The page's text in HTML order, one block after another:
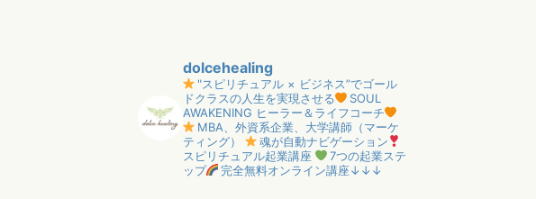
dolcehealing
"スピリチュアル × ビジネス”でゴール
ドクラスの人生を実現させる
SOUL
AWAKENING ヒーラー＆ライフコーチ
MBA、外資系企業、大学講師（マーケ
ティング）
魂が自動ナビゲーション
スピリチュアル起業講座
7つの起業ステ
ップ
完全無料オンライン講座↓↓↓